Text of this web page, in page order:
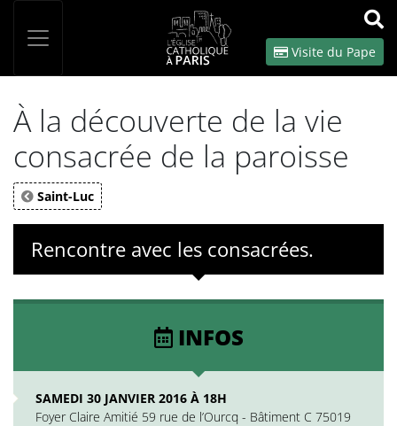
OK
Visite du Pape
À la découverte de la vie
consacrée de la paroisse
Saint-Luc
Rencontre avec les consacrées.
INFOS
SAMEDI 30 JANVIER 2016 À 18H
Foyer Claire Amitié 59 rue de l’Ourcq - Bâtiment C 75019
Panneau de gestion des cookies